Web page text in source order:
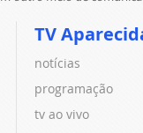
TV
notícias
programação
tv ao vivo